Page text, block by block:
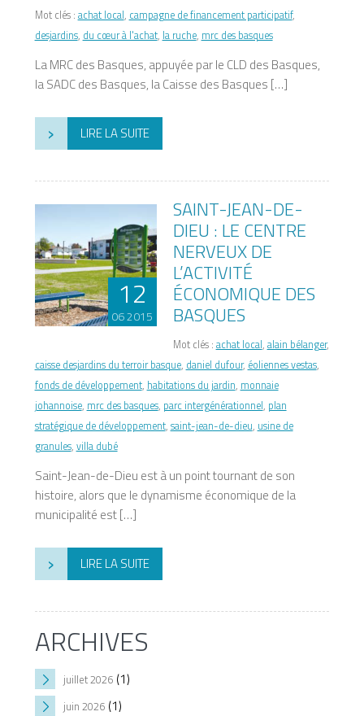
Mot clés : achat local, campagne de financement participatif,
desjardins, du cœur à l'achat, la ruche, mrc des basques
La MRC des Basques, appuyée par le CLD des Basques,
la SADC des Basques, la Caisse des Basques […]
› LIRE LA SUITE
12
06 2015
SAINT-JEAN-DE-
DIEU : LE CENTRE
NERVEUX DE
L’ACTIVITÉ
ÉCONOMIQUE DES
BASQUES
Mot clés : achat local, alain bélanger,
caisse desjardins du terroir basque, daniel dufour, éoliennes vestas,
fonds de développement, habitations du jardin, monnaie
johannoise, mrc des basques, parc intergénérationnel, plan
stratégique de développement, saint-jean-de-dieu, usine de
granules, villa dubé
Saint-Jean-de-Dieu est à un point tournant de son
histoire, alors que le dynamisme économique de la
municipalité est […]
› LIRE LA SUITE
ARCHIVES
juillet 2026(1)
juin 2026(1)